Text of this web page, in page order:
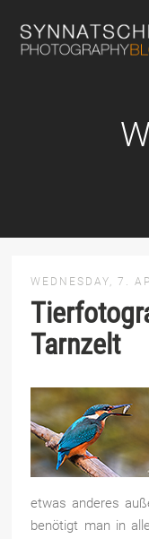
WEDNESDAY, 7.
Tarnzelt
etwas anderes
benötigt man in